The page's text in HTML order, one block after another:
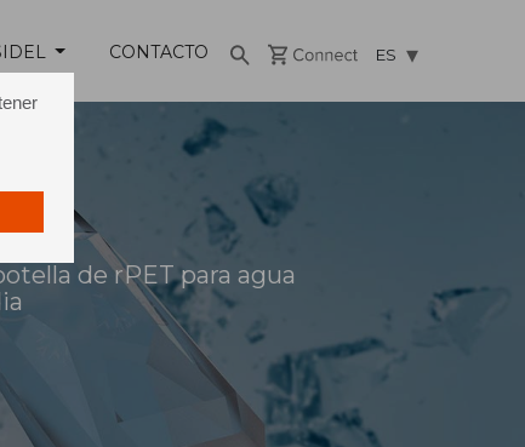
CONTACTO ES
de rPET para agua